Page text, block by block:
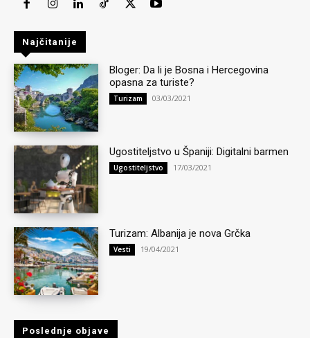
Najčitanije
Bloger: Da li je Bosna i Hercegovina
opasna za turiste?
Turizam 03/03/2021
Ugostiteljstvo u Španiji: Digitalni barmen
Ugostiteljstvo 17/03/2021
Turizam: Albanija je nova Grčka
Vesti 19/04/2021
Poslednje objave